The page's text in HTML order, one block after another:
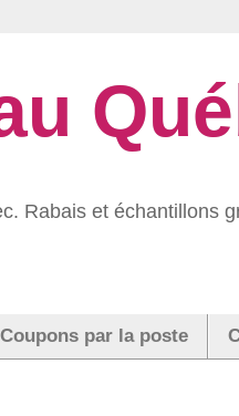
Rabais et échantillons
Coupons par la poste